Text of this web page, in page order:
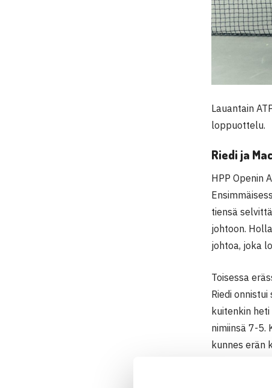
Lauantain
loppuottelu.
Riedi ja
HPP Openin
tiensä
johtoon.
johtoa, joka
Toisessa
Riedi
kuitenkin
nimiinsä 7-5.
kunnes erän